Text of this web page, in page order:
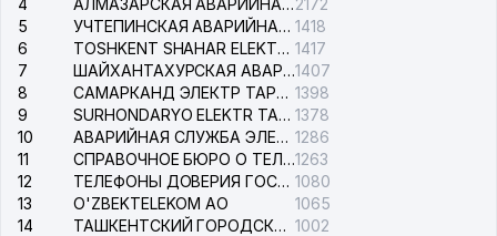
5
УЧТЕПИНСКАЯ АВАРИЙНАЯ СЛУЖБА ЭЛЕКТРОСЕТИ 1418
6
TOSHKENT SHAHAR ELEKTR TARMOQLARI KORXONASI АО 1417
7
ШАЙХАНТАХУРСКАЯ АВАРИЙНАЯ СЛУЖБА ЭЛЕКТРОСЕТИ1407
8
САМАРКАНД ЭЛЕКТР ТАРМОКЛАРИ АО 1398
9
SURHONDARYO ELEKTR TARMOKLARI АО 1378
10
АВАРИЙНАЯ СЛУЖБА ЭЛЕКТРОСЕТИ ТАШКЕНТСКОГО РАЙОНА 1286
11
СПРАВОЧНОЕ БЮРО О ТЕЛЕФОНАХ ОРГАНИЗАЦИЙ г. ТАШКЕНТА1263
12
ТЕЛЕФОНЫ ДОВЕРИЯ ГОСУДАРСТВЕННОГО ЦЕНТРА ТЕСТИРОВАНИЯ 1080
13
O'ZBEKTELEKOM АО
1065
14
ТАШКЕНТСКИЙ ГОРОДСКОЙ СУД ПО ГРАЖДАНСКИМ ДЕЛАМ 1002